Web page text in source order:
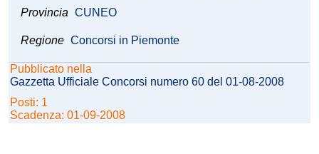
Provincia CUNEO
Regione Concorsi in Piemonte
Pubblicato nella
Gazzetta Ufficiale Concorsi numero 60 del 01-08-2008
Posti: 1
Scadenza: 01-09-2008